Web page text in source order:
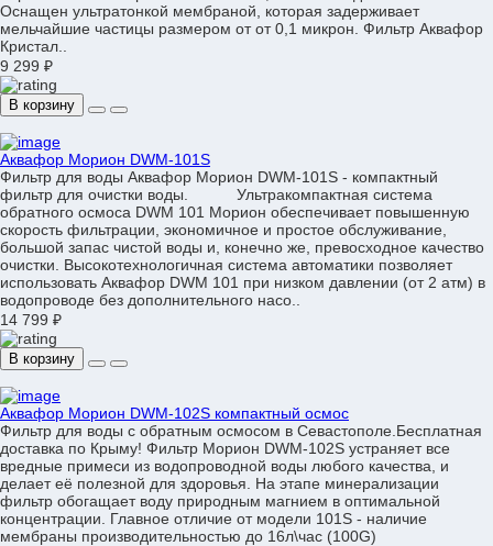
Оснащен ультратонкой мембраной, которая задерживает
мельчайшие частицы размером от от 0,1 микрон. Фильтр Аквафор
Кристал..
9 299 ₽
В корзину
Аквафор Морион DWM-101S
Фильтр для воды Аквафор Морион DWM-101S - компактный
фильтр для очистки воды. Ультракомпактная система
обратного осмоса DWM 101 Морион обеспечивает повышенную
скорость фильтрации, экономичное и простое обслуживание,
большой запас чистой воды и, конечно же, превосходное качество
очистки. Высокотехнологичная система автоматики позволяет
использовать Аквафор DWM 101 при низком давлении (от 2 атм) в
водопроводе без дополнительного насо..
14 799 ₽
В корзину
Аквафор Морион DWM-102S компактный осмос
Фильтр для воды с обратным осмосом в Севастополе.Бесплатная
доставка по Крыму! Фильтр Морион DWM-102S устраняет все
вредные примеси из водопроводной воды любого качества, и
делает её полезной для здоровья. На этапе минерализации
фильтр обогащает воду природным магнием в оптимальной
концентрации. Главное отличие от модели 101S - наличие
мембраны производительностью до 16л\час (100G)